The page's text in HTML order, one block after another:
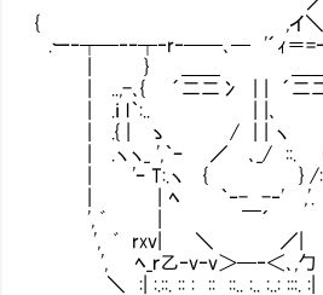
{ ,イ＼
.ー‐┬─‐‐┬‐r‐──､─ '´ｨ＝
| } ＿＿ ＿＿
| ..,-､{ ´二二冫 | | ´二
| .ｉ l｀:.. | |
| .{ | ゝ / | |
| .ヽヽ_ ',｀ｰ ／ ､_/ ::. ‐´ |
| 'ｰ T:.ヽ { }
| | ﾍ ｀‐- -‐'
', ﾞ | ￣
', ﾞ rxv| ＼ ／
', ﾍ_ｒ乙‐v‐v＞─‐＜､,
＼ :| :.::. :: : :: ::.. :.. :..: :::.